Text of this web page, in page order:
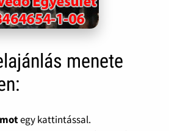
menete
egy kattintással.